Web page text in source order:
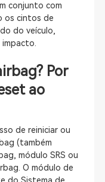
conjunto com
os cintos de
do veículo,
Por
ao
de reiniciar ou
(também
módulo SRS ou
O módulo de